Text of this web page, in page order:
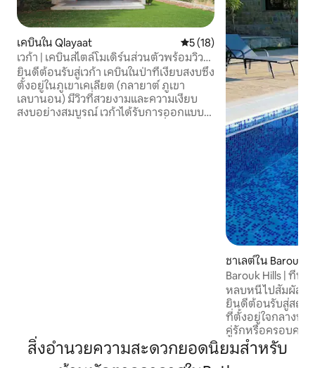
เคบินใน Qlayaat คะแนนเฉลี่ย 5 จาก 5, 18 รีวิว
5 (18)
เวก้า | เคบินสไตล์โมเดิร์นส่วนตัวพร้อมวิว
พาโนรามา
ยินดีต้อนรับสู่เวก้า เคบินในป่าที่เงียบสงบซึ่ง
ตั้งอยู่ในภูเขาเคเลียต (กลายาต์ ภูเขา
เลบานอน) มีวิวที่สวยงามและความเงียบ
สงบอย่างสมบูรณ์ เวก้าได้รับการออกแบบ
ชาเลต์ใน Barouk
Barouk Hills | ที่พั
ท่ามกลางธรรมชาติ
หลบหนีไปสัมผัสธร
ยินดีต้อนรับสู่สถา
ที่ตั้งอยู่ใจกลางบา
คู่รักหรือครอบครั
สมบูรณ์แบบของธร
สบาย และความหรูหรา - 1 ห้องนอ
สิ่งอำนวยความสะดวกยอดนิยมสำหรับ